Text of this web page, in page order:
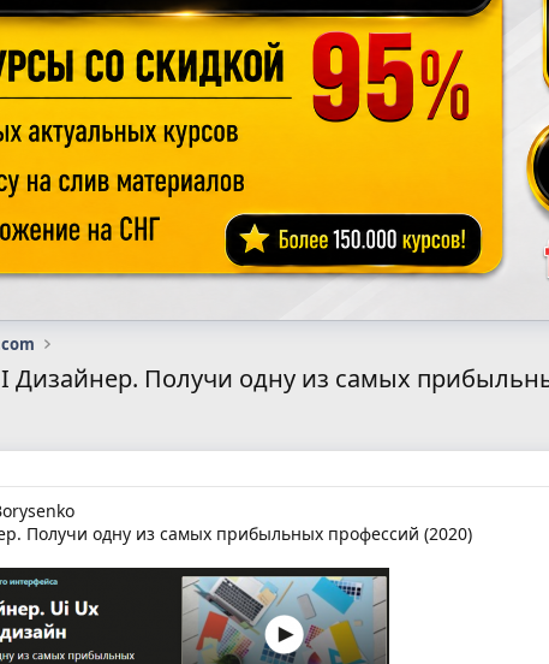
Дизайнер. Получи одну из самых
Получи одну из самых прибыльных профессий (2020)